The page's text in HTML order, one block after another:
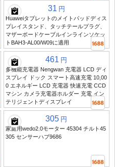
31 円
Huaweiタブレットのメイトパッドディス
プレイスタンド、タッチテールプラグ、
マザーボードケーブルインラインソケッ
トBAH3-AL00/W09に適用
461 円
多機能充電器 Nengwan 充電器 LCD ディ
スプレイ ドック スマート高速充電 10,00
0 エネルギー LCD 充電器 快速充電 CCD
マシン カメラ充電器ホルダー 充電 イン
テリジェントディスプレイ
305 円
家庭用wedo2.0モーター 45304 チルト45
305 センサーハブ9686